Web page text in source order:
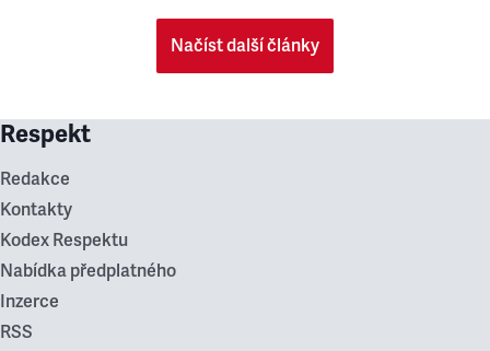
Načíst další články
Respekt
Redakce
Kontakty
Kodex Respektu
Nabídka předplatného
Inzerce
RSS